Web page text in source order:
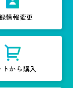
情報変更
トから購入